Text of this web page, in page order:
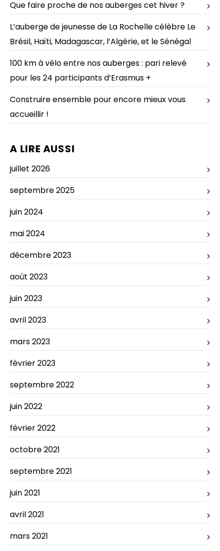
Que faire proche de nos auberges cet hiver ?
L’auberge de jeunesse de La Rochelle célèbre Le
Brésil, Haïti, Madagascar, l’Algérie, et le Sénégal
100 km à vélo entre nos auberges : pari relevé
pour les 24 participants d’Erasmus +
Construire ensemble pour encore mieux vous
accueillir !
A LIRE AUSSI
juillet 2026
septembre 2025
juin 2024
mai 2024
décembre 2023
août 2023
juin 2023
avril 2023
mars 2023
février 2023
septembre 2022
juin 2022
février 2022
octobre 2021
septembre 2021
juin 2021
avril 2021
mars 2021